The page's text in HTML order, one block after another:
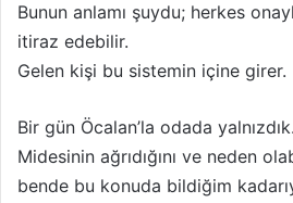
Bunun anlamı şuydu; herkes
itiraz edebilir.
Gelen kişi bu sistemin içine girer.
Bir gün Öcalan’la odada yalnızdık.
Midesinin ağrıdığını ve neden
bende bu konuda bildiğim